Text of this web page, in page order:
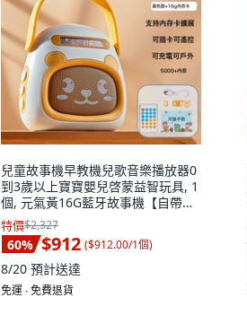
兒童故事機早教機兒歌音樂播放器0
到3歲以上寶寶嬰兒啓蒙益智玩具, 1
個, 元氣黃16G藍牙故事機【自帶
5000+內容+遙控+吊繩+ty:如圖
特價$2,327
60% $912 ($912.00/1個)
8/20 預計送達
免運 ∙ 免費退貨